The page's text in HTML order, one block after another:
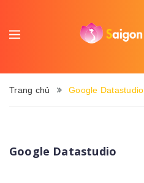
Trang chủ Google Datastudio
Google Datastudio